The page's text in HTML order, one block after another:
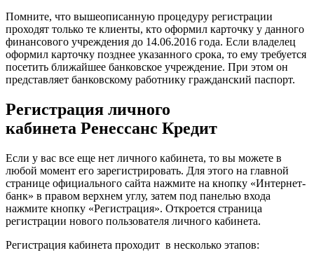
Помните, что вышеописанную процедуру регистрации
проходят только те клиенты, кто оформил карточку у данного
финансового учреждения до 14.06.2016 года. Если владелец
оформил карточку позднее указанного срока, то ему требуется
посетить ближайшее банковское учреждение. При этом он
представляет банковскому работнику гражданский паспорт.
Регистрация личного
кабинета Ренессанс Кредит
Если у вас все еще нет личного кабинета, то вы можете в
любой момент его зарегистрировать. Для этого на главной
странице официального сайта нажмите на кнопку «Интернет-
банк» в правом верхнем углу, затем под панелью входа
нажмите кнопку «Регистрация». Откроется страница
регистрации нового пользователя личного кабинета.
Регистрация кабинета проходит в несколько этапов: